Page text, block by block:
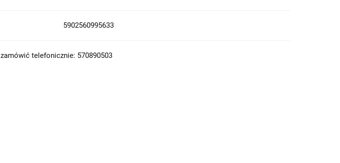
5902560995633
telefonicznie: 570890503